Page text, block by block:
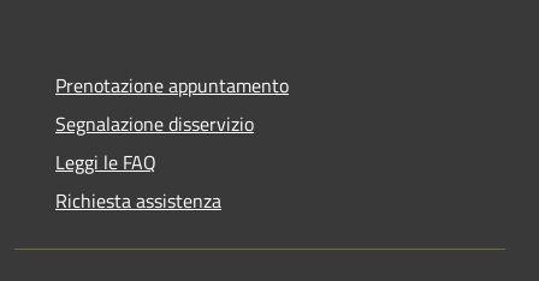
Prenotazione appuntamento
Segnalazione disservizio
Leggi le FAQ
Richiesta assistenza